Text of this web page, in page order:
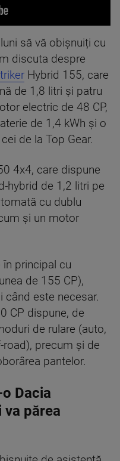
să vă obișnuiți cu
discuta despre
Hybrid 155, care
de 1,8 litri și patru
electric de 48 CP,
de 1,4 kWh și o
de la Top Gear.
4x4, care dispune
hybrid de 1,2 litri pe
cu dublu
și un motor
principal cu
de 155 CP),
când este necesar.
CP dispune, de
de rulare (auto,
precum și de
pantelor.
Dacia
părea